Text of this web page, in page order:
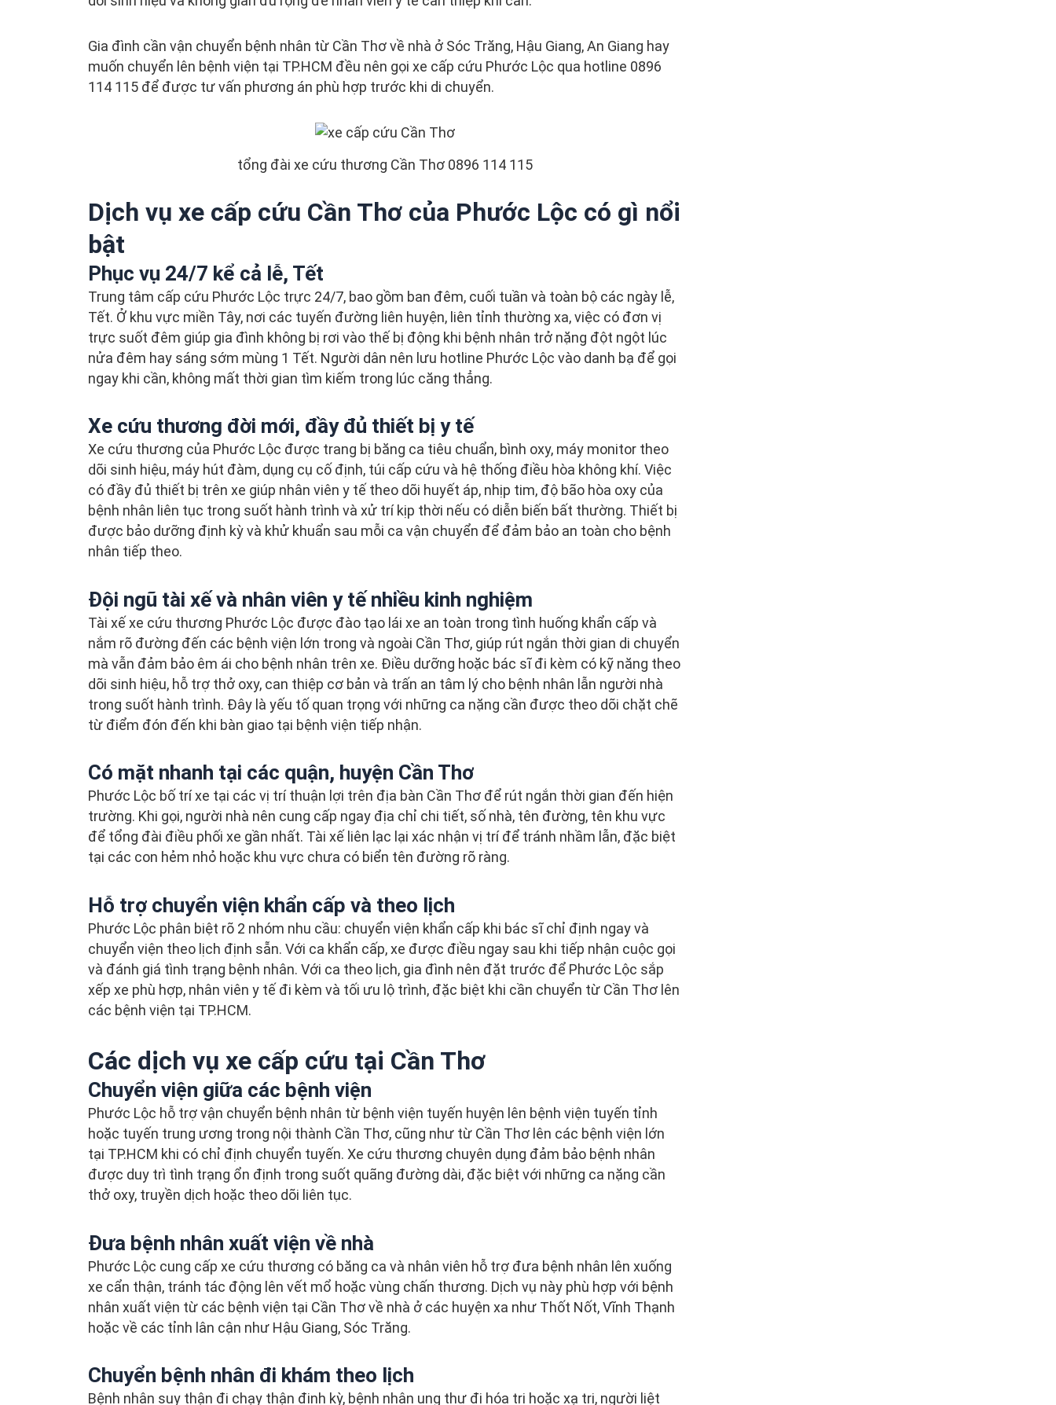
Gia đình cần vận chuyển bệnh nhân từ Cần Thơ về nhà ở Sóc Trăng, Hậu Giang, An Giang hay
muốn chuyển lên bệnh viện tại TP.HCM đều nên gọi xe cấp cứu Phước Lộc qua hotline 0896
114 115 để được tư vấn phương án phù hợp trước khi di chuyển.
tổng đài xe cứu thương Cần Thơ 0896 114 115
Dịch vụ xe cấp cứu Cần Thơ của Phước Lộc có gì nổi
bật
Phục vụ 24/7 kể cả lễ, Tết
Trung tâm cấp cứu Phước Lộc trực 24/7, bao gồm ban đêm, cuối tuần và toàn bộ các ngày lễ,
Tết. Ở khu vực miền Tây, nơi các tuyến đường liên huyện, liên tỉnh thường xa, việc có đơn vị
trực suốt đêm giúp gia đình không bị rơi vào thế bị động khi bệnh nhân trở nặng đột ngột lúc
nửa đêm hay sáng sớm mùng 1 Tết. Người dân nên lưu hotline Phước Lộc vào danh bạ để gọi
ngay khi cần, không mất thời gian tìm kiếm trong lúc căng thẳng.
Xe cứu thương đời mới, đầy đủ thiết bị y tế
Xe cứu thương của Phước Lộc được trang bị băng ca tiêu chuẩn, bình oxy, máy monitor theo
dõi sinh hiệu, máy hút đàm, dụng cụ cố định, túi cấp cứu và hệ thống điều hòa không khí. Việc
có đầy đủ thiết bị trên xe giúp nhân viên y tế theo dõi huyết áp, nhịp tim, độ bão hòa oxy của
bệnh nhân liên tục trong suốt hành trình và xử trí kịp thời nếu có diễn biến bất thường. Thiết bị
được bảo dưỡng định kỳ và khử khuẩn sau mỗi ca vận chuyển để đảm bảo an toàn cho bệnh
nhân tiếp theo.
Đội ngũ tài xế và nhân viên y tế nhiều kinh nghiệm
Tài xế xe cứu thương Phước Lộc được đào tạo lái xe an toàn trong tình huống khẩn cấp và
nắm rõ đường đến các bệnh viện lớn trong và ngoài Cần Thơ, giúp rút ngắn thời gian di chuyển
mà vẫn đảm bảo êm ái cho bệnh nhân trên xe. Điều dưỡng hoặc bác sĩ đi kèm có kỹ năng theo
dõi sinh hiệu, hỗ trợ thở oxy, can thiệp cơ bản và trấn an tâm lý cho bệnh nhân lẫn người nhà
trong suốt hành trình. Đây là yếu tố quan trọng với những ca nặng cần được theo dõi chặt chẽ
từ điểm đón đến khi bàn giao tại bệnh viện tiếp nhận.
Có mặt nhanh tại các quận, huyện Cần Thơ
Phước Lộc bố trí xe tại các vị trí thuận lợi trên địa bàn Cần Thơ để rút ngắn thời gian đến hiện
trường. Khi gọi, người nhà nên cung cấp ngay địa chỉ chi tiết, số nhà, tên đường, tên khu vực
để tổng đài điều phối xe gần nhất. Tài xế liên lạc lại xác nhận vị trí để tránh nhầm lẫn, đặc biệt
tại các con hẻm nhỏ hoặc khu vực chưa có biển tên đường rõ ràng.
Hỗ trợ chuyển viện khẩn cấp và theo lịch
Phước Lộc phân biệt rõ 2 nhóm nhu cầu: chuyển viện khẩn cấp khi bác sĩ chỉ định ngay và
chuyển viện theo lịch định sẵn. Với ca khẩn cấp, xe được điều ngay sau khi tiếp nhận cuộc gọi
và đánh giá tình trạng bệnh nhân. Với ca theo lịch, gia đình nên đặt trước để Phước Lộc sắp
xếp xe phù hợp, nhân viên y tế đi kèm và tối ưu lộ trình, đặc biệt khi cần chuyển từ Cần Thơ lên
các bệnh viện tại TP.HCM.
Các dịch vụ xe cấp cứu tại Cần Thơ
Chuyển viện giữa các bệnh viện
Phước Lộc hỗ trợ vận chuyển bệnh nhân từ bệnh viện tuyến huyện lên bệnh viện tuyến tỉnh
hoặc tuyến trung ương trong nội thành Cần Thơ, cũng như từ Cần Thơ lên các bệnh viện lớn
tại TP.HCM khi có chỉ định chuyển tuyến. Xe cứu thương chuyên dụng đảm bảo bệnh nhân
được duy trì tình trạng ổn định trong suốt quãng đường dài, đặc biệt với những ca nặng cần
thở oxy, truyền dịch hoặc theo dõi liên tục.
Đưa bệnh nhân xuất viện về nhà
Phước Lộc cung cấp xe cứu thương có băng ca và nhân viên hỗ trợ đưa bệnh nhân lên xuống
xe cẩn thận, tránh tác động lên vết mổ hoặc vùng chấn thương. Dịch vụ này phù hợp với bệnh
nhân xuất viện từ các bệnh viện tại Cần Thơ về nhà ở các huyện xa như Thốt Nốt, Vĩnh Thạnh
hoặc về các tỉnh lân cận như Hậu Giang, Sóc Trăng.
Chuyển bệnh nhân đi khám theo lịch
Bệnh nhân suy thận đi chạy thận định kỳ, bệnh nhân ung thư đi hóa trị hoặc xạ trị, người liệt